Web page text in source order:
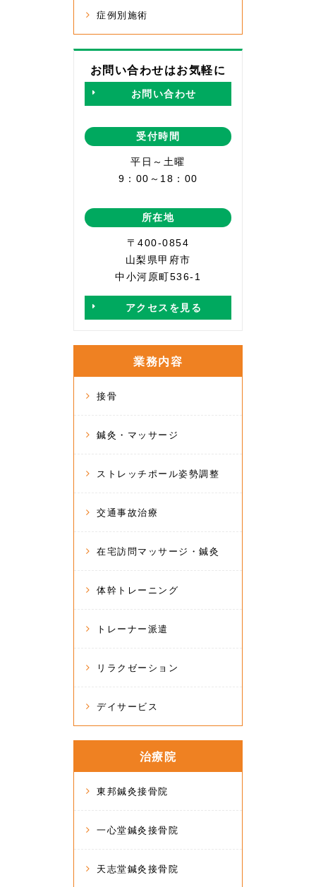
症例別施術
お問い合わせはお気軽に
お問い合わせ
受付時間
平日～土曜
9：00～18：00
所在地
〒400-0854
山梨県甲府市
中小河原町536-1
アクセスを見る
業務内容
接骨
鍼灸・マッサージ
ストレッチポール姿勢調整
交通事故治療
在宅訪問マッサージ・鍼灸
体幹トレーニング
トレーナー派遣
リラクゼーション
デイサービス
治療院
東邦鍼灸接骨院
一心堂鍼灸接骨院
天志堂鍼灸接骨院